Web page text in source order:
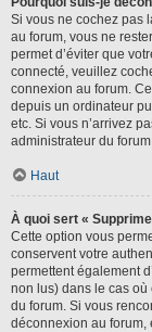
Si vous ne cochez pas
au forum, vous ne
permet d’éviter que
connecté, veuillez
connexion au forum.
depuis un ordinateur
etc. Si vous n’arrivez
administrateur du
Haut
À quoi sert «
Cette option vous
conservent votre
permettent également
non lus) dans le cas
du forum. Si vous
déconnexion au forum,